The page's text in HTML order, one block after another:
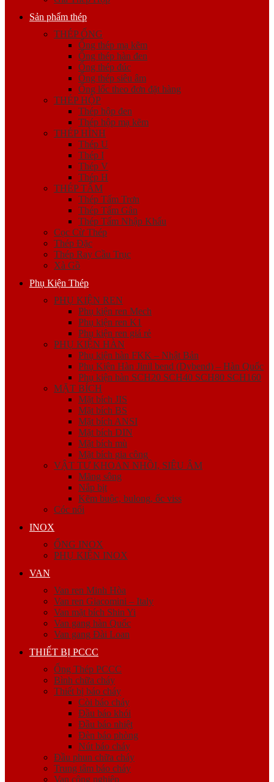
Sản phẩm thép
THÉP ỐNG
Ống thép mạ kẽm
Ống thép hàn đen
Ống thép đúc
Ống thép siêu âm
Ống lốc theo đơn đặt hàng
THÉP HỘP
Thép hộp đen
Thép hộp mạ kẽm
THÉP HÌNH
Thép U
Thép I
Thép V
Thép H
THÉP TẤM
Thép Tấm Trơn
Thép Tấm Gân
Thép Tấm Nhập Khẩu
Cọc Cừ Thép
Thép Đặc
Thép Ray Cầu Trục
Xà Gồ
Phụ Kiện Thép
PHỤ KIỆN REN
Phụ kiện ren Mech
Phụ kiện ren K1
Phụ kiện ren giá rẻ
PHỤ KIỆN HÀN
Phụ kiện hàn FKK – Nhật Bản
Phụ Kiện Hàn Jinil bend (Dybend) – Hàn Quốc
Phụ kiện hàn SCH20 SCH40 SCH80 SCH160
MẶT BÍCH
Mặt bích JIS
Mặt bích BS
Mặt bích ANSI
Mặt bích DIN
Mặt bích mù
Mặt bích gia công
VẬT TƯ KHOAN NHỒI, SIÊU ÂM
Măng sông
Nắp bịt
Kẽm buộc, bulong, ốc viss
Cóc nối
INOX
ỐNG INOX
PHỤ KIỆN INOX
VAN
Van ren Minh Hòa
Van ren Giacomini – Italy
Van mặt bích Shin Yi
Van gang hàn Quốc
Van gang Đài Loan
THIẾT BỊ PCCC
Ống Thép PCCC
Bình chữa cháy
Thiết bị báo cháy
Còi báo cháy
Đầu báo khói
Đầu báo nhiệt
Đèn báo phòng
Nút báo cháy
Đầu phun chữa cháy
Trung tâm báo cháy
Van công nghiệp